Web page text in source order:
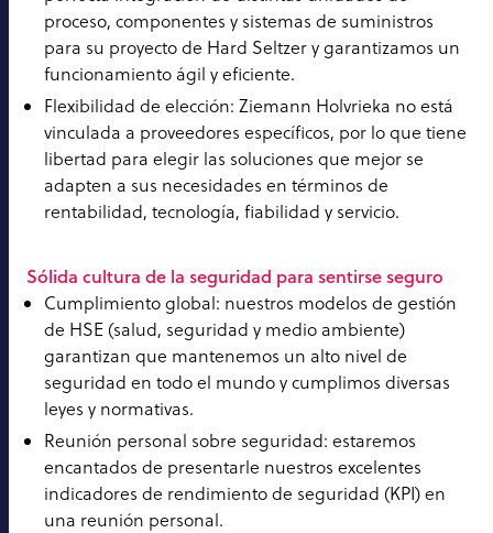
proceso, componentes y sistemas de suministros
para su proyecto de Hard Seltzer y garantizamos un
funcionamiento ágil y eficiente.
Flexibilidad de elección: Ziemann Holvrieka no está
vinculada a proveedores específicos, por lo que tiene
libertad para elegir las soluciones que mejor se
adapten a sus necesidades en términos de
rentabilidad, tecnología, fiabilidad y servicio.
Sólida cultura de la seguridad para sentirse seguro
Cumplimiento global: nuestros modelos de gestión
de HSE (salud, seguridad y medio ambiente)
garantizan que mantenemos un alto nivel de
seguridad en todo el mundo y cumplimos diversas
leyes y normativas.
Reunión personal sobre seguridad: estaremos
encantados de presentarle nuestros excelentes
indicadores de rendimiento de seguridad (KPI) en
una reunión personal.